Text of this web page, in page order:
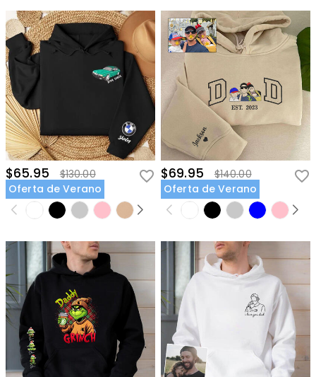
$65.95
$130.00
Oferta de Verano
$69.95
$140.00
Oferta de Verano